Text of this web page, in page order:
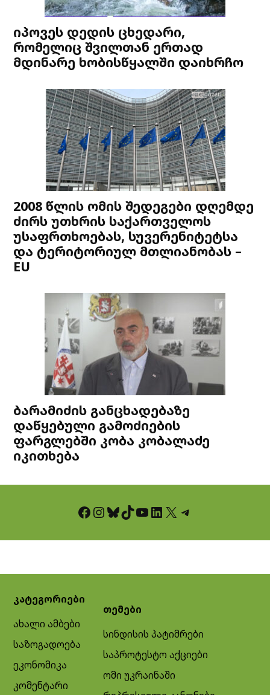
იპოვეს დედის ცხედარი,
რომელიც შვილთან ერთად
მდინარე ხობისწყალში დაიხრჩო
2008 წლის ომის შედეგები დღემდე
ძირს უთხრის საქართველოს
უსაფრთხოებას, სუვერენიტეტსა
და ტერიტორიულ მთლიანობას –
EU
ბარამიძის განცხადებაზე
დაწყებული გამოძიების
ფარგლებში კობა კობალაძე
იკითხება
Facebook InstagramBluesky TikTok YouTube LinkedIn X Telegram
კატეგორიები
ახალი ამბები
საზოგადოება
ეკონომიკა
კომენტარი
თემები
სინდისის პატიმრები
საპროტესტო აქციები
ომი უკრაინაში